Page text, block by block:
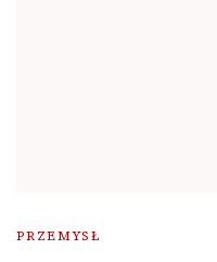
PRZEMYSŁ